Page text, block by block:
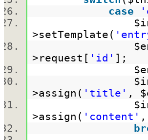
case
>setTemplate(
>request[ 'id' ];
>assign( 'title' ,
>assign( 'content' ,